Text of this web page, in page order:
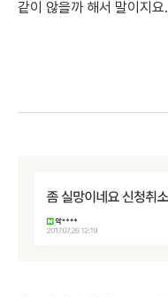
같이 않을까 해서 말이지요.